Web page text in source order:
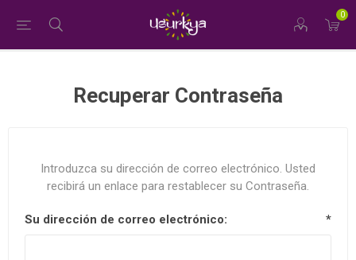
0
Recuperar Contraseña
Introduzca su dirección de correo electrónico. Usted
recibirá un enlace para restablecer su Contraseña.
Su dirección de correo electrónico: *